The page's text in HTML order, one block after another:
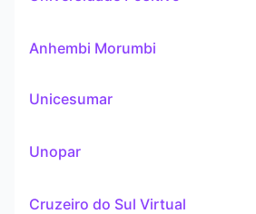
Anhembi Morumbi
Unicesumar
Unopar
Cruzeiro do Sul Virtual